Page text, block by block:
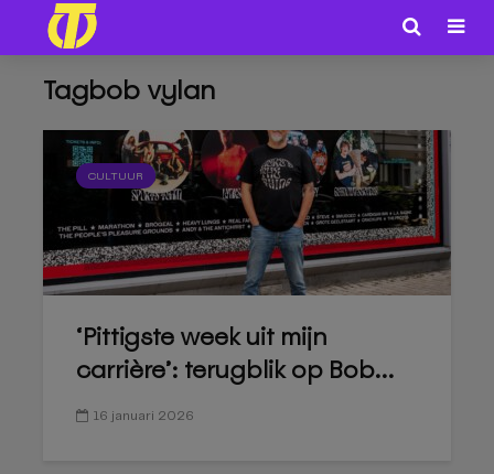
Tagbob vylan
CULTUUR
‘Pittigste week uit mijn
carrière’: terugblik op Bob...
16 januari 2026